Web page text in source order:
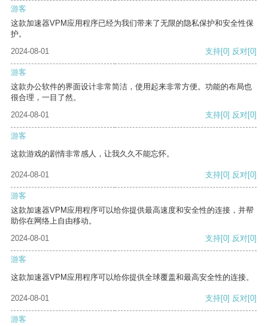
游客
这款加速器VPM应用程序已经为我们带来了无限的隐私保护和安全性保
护。
2024-08-01
支持[0] 反对[0]
游客
这款办公软件的界面设计非常简洁，使用起来非常方便。功能的布局也
很合理，一目了然。
2024-08-01
支持[0] 反对[0]
游客
这款游戏的剧情非常感人，让我久久不能忘怀。
2024-08-01 支持[0] 反对[0]
游客
这款加速器VPM应用程序可以给你提供最高速度和安全性的连接，并帮
助你在网络上自由移动。
2024-08-01
支持[0] 反对[0]
游客
这款加速器VPM应用程序可以给你提供全球覆盖和最高安全性的连接。
2024-08-01 支持[0] 反对[0]
游客